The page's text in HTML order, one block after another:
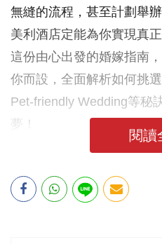
無縫的流程，甚至計劃舉
美利酒店定能為你實現真
這份由心出發的婚嫁指南
你而設，全面解析如何挑
Pet-friendly Wedding等秘
夢！
閱讀